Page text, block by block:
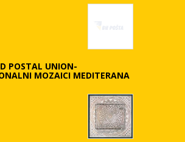
POSTAL UNION-
MOZAICI MEDITERANA